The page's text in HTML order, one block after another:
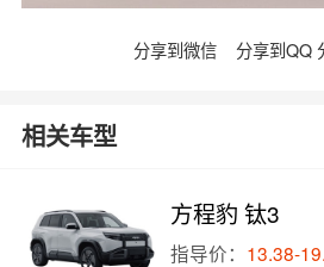
分享到微信 分享到QQ
相关车型
方程豹 钛3
指导价： 13.38-